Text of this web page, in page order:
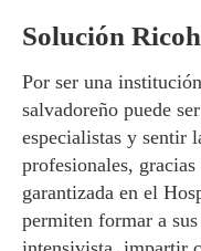
Solución Ricoh
Por ser una
salvadoreño puede
especialistas y sentir
profesionales,
garantizada en el
permiten formar a